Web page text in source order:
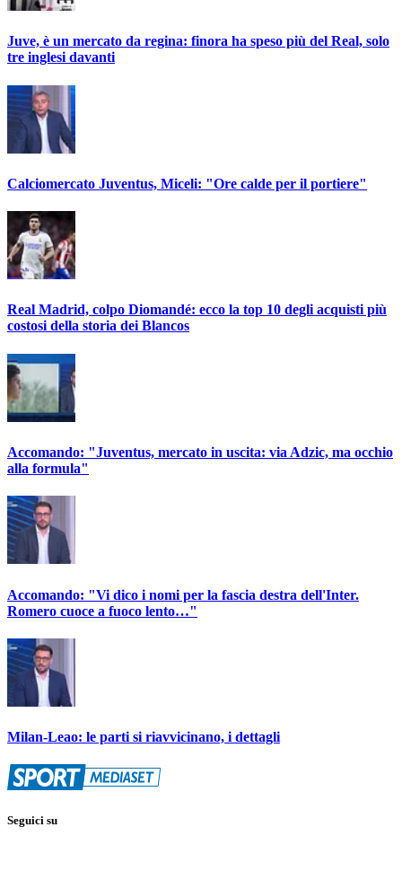
Juve, è un mercato da regina: finora ha speso più del Real, solo
tre inglesi davanti
Calciomercato Juventus, Miceli: "Ore calde per il portiere"
Real Madrid, colpo Diomandé: ecco la top 10 degli acquisti più
costosi della storia dei Blancos
Accomando: "Juventus, mercato in uscita: via Adzic, ma occhio
alla formula"
Accomando: "Vi dico i nomi per la fascia destra dell'Inter.
Romero cuoce a fuoco lento…"
Milan-Leao: le parti si riavvicinano, i dettagli
Seguici su